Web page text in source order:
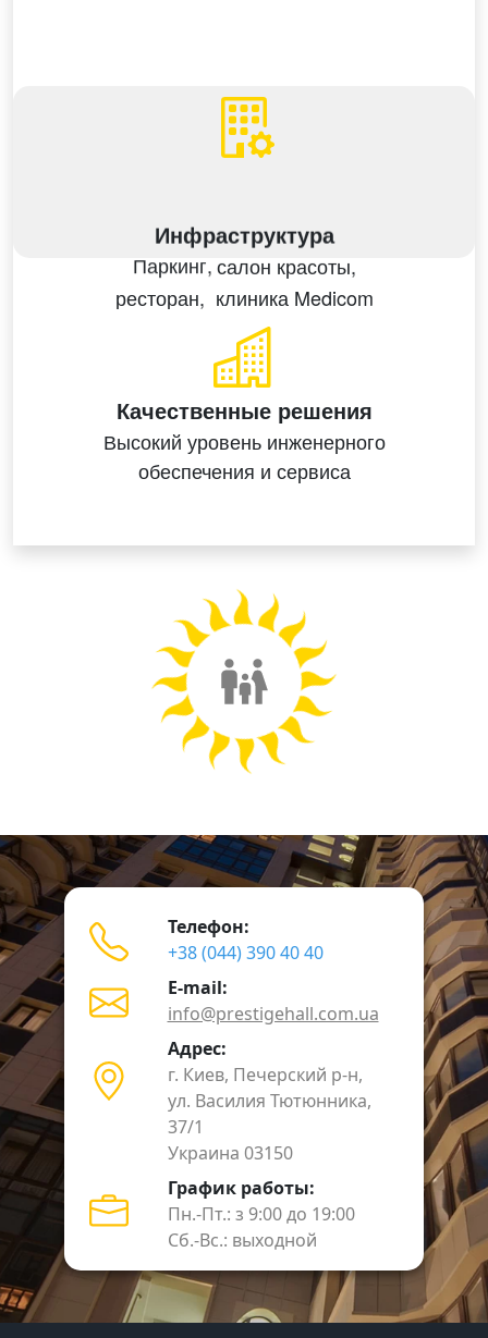
Инфраструктура
Паркинг,салон красоты,
ресторан, клиника Medicom
Качественные решения
Высокий уровеньинженерного
обеспечения и сервиса
Телефон:
+38 (044) 390 40 40
E-mail:
info@prestigehall.com.ua
Адрес:
г. Киев, Печерский р-н,
ул. Василия Тютюнника,
37/1
Украина 03150
График работы:
Пн.-Пт.: з 9:00 до 19:00
Сб.-Вс.: выходной